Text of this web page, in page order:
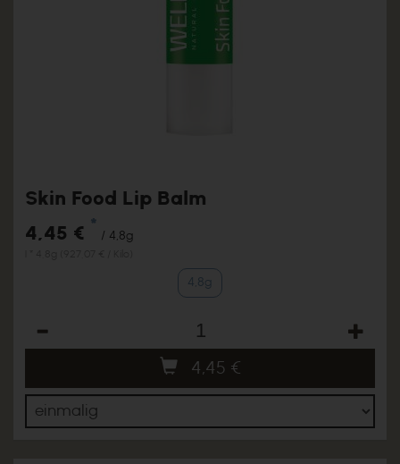
Skin Food Lip Balm
4,45 € *
/ 4,8g
4,8g
4,45 €